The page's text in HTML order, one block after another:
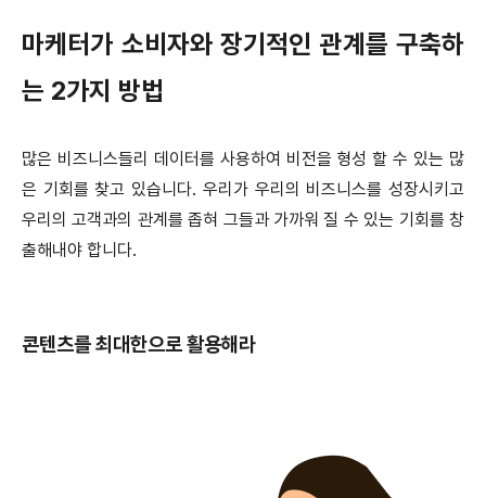
마케터가 소비자와 장기적인 관계를 구축하
는 2가지 방법
많은 비즈니스들리 데이터를 사용하여 비전을 형성 할 수 있는 많
은 기회를 찾고 있습니다. 우리가 우리의 비즈니스를 성장시키고
우리의 고객과의 관계를 좁혀 그들과 가까워 질 수 있는 기회를 창
출해내야 합니다.
콘텐츠를 최대한으로 활용해라